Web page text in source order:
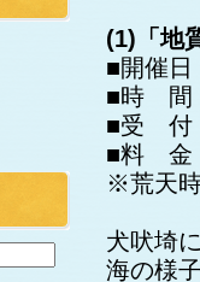
(1)「地
■開催日
■時 間
■受 付
■料 金
※荒天
犬吠埼
海の様